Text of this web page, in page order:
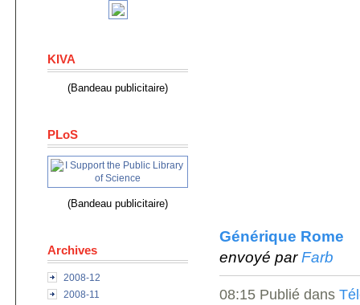
KIVA
(Bandeau publicitaire)
PLoS
(Bandeau publicitaire)
Archives
2008-12
2008-11
Générique Rome
envoyé parFarb
08:15 Publié dans